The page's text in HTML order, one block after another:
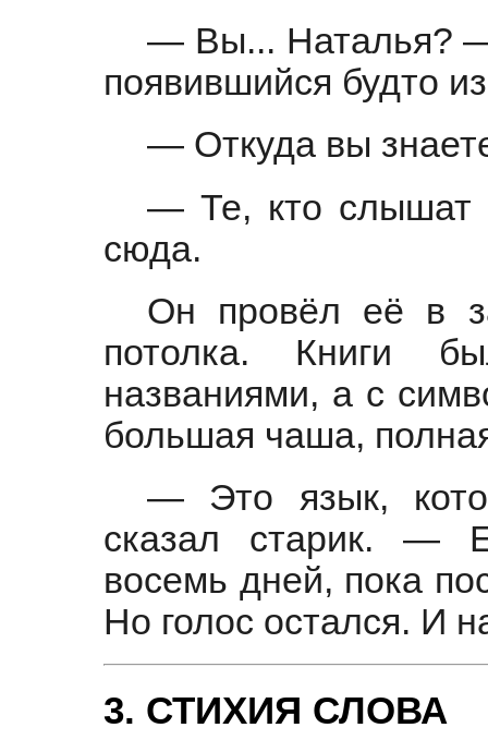
— Вы... Наталья? —
появившийся будто
— Откуда вы
— Те, кто слышат
сюда.
Он провёл её в
потолка. Книги
названиями, а с
большая чаша,
— Это язык,
сказал старик. —
восемь дней, пока
Но голос остался. И
3. СТИХИЯ СЛОВА